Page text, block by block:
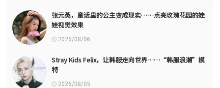
张元英，童话里的公主变成现实……点亮玫瑰花园的娃
娃视觉效果
2026/08/06
Stray Kids Felix，让韩服走向世界……“韩服浪潮”模
特
2026/08/05